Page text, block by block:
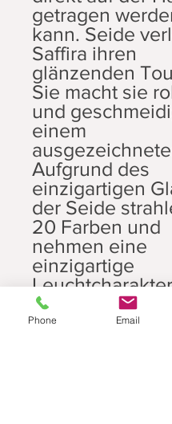
getragen
kann. Seide
Saffira ihren
glänzenden
Sie macht sie
und
einem
Aufgrund des
einzigartigen
der Seide
20 Farben und
nehmen eine
einzigartige
an.
Dank seiner
Phone Email